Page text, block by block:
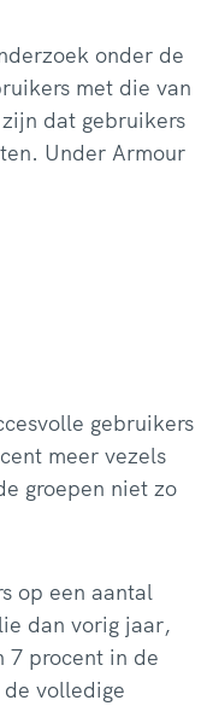
onder de
met die van
dat gebruikers
Under Armour
gebruikers
meer vezels
groepen niet zo
op een aantal
dan vorig jaar,
7 procent in de
volledige